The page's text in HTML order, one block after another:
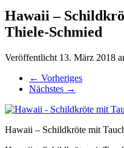
Hawaii –
Thiele-Schmied
Veröffentlicht 13. März 2018
← Vorheriges
Nächstes →
Hawaii – Schildkröte mit